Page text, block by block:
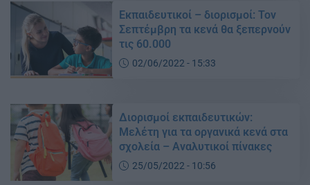
Εκπαιδευτικοί – διορισμοί: Τον
Σεπτέμβρη τα κενά θα ξεπερνούν
τις 60.000
02/06/2022 - 15:33
Διορισμοί εκπαιδευτικών:
Μελέτη για τα οργανικά κενά στα
σχολεία – Αναλυτικοί πίνακες
25/05/2022 - 10:56